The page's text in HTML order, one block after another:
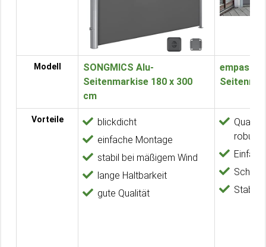
Modell
SONGMICS Alu-
Seitenmarkise 180 x 300
cm
empasa
Vorteile
blickdicht
einfache Montage
stabil bei mäßigem Wind
lange Haltbarkeit
gute Qualität
robust
Stabil